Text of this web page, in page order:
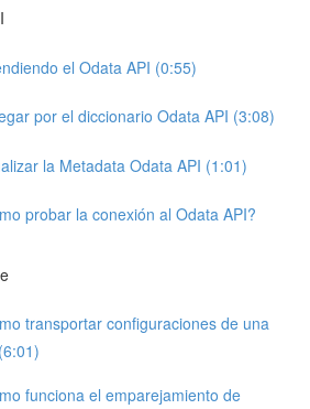
el Odata API (0:55)
por el diccionario Odata API (3:08)
la Metadata Odata API (1:01)
probar la conexión al Odata API?
transportar configuraciones de una
funciona el emparejamiento de